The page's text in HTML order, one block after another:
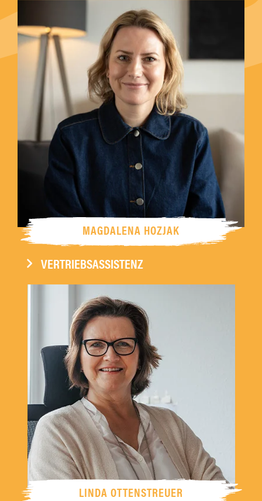
MAGDALENA HOZJAK
VERTRIEBSASSISTENZ
LINDA OTTENSTREUER